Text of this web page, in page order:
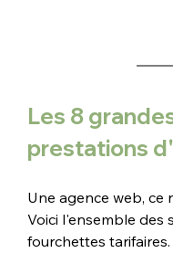
Les 8
prestations
Une agence web, ce
Voici l'ensemble des
fourchettes tarifaires.